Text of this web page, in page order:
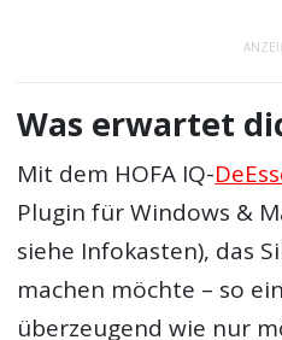
Was erwartet
Mit dem HOFA IQ-
Plugin für Windows &
siehe Infokasten), das
machen möchte – so
überzeugend wie nur